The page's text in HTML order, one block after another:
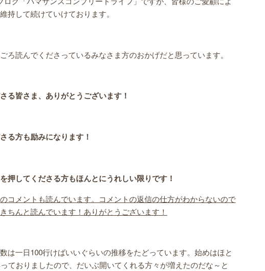
持して続けていけております。
ろ読んでくださっているみなさま方のおかげだと思っています。
る皆さま、ありがとうございます！
る方も励みになります！
押してくださる方もほんとにうれしい限りです！
コメントも読んでいます。コメントの返信の仕方がわからないので
ちんと読んでいます！ありがとうございます！
は一日100行けばいいぐらいの推移をたどっています。始めはほと
ておりましたので、だいぶ開いてくれる方々が増えたのだな～と